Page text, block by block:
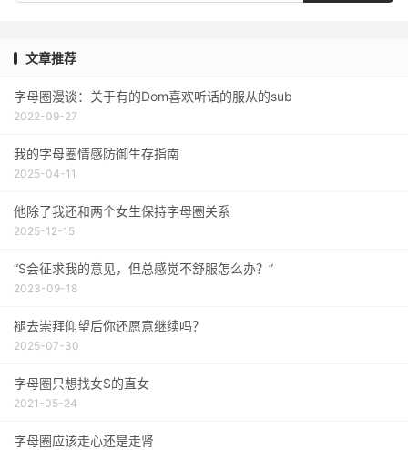
文章推荐
字母圈漫谈：关于有的Dom喜欢听话的服从的sub
2022-09-27
我的字母圈情感防御生存指南
2025-04-11
他除了我还和两个女生保持字母圈关系
2025-12-15
“S会征求我的意见，但总感觉不舒服怎么办？”
2023-09-18
褪去崇拜仰望后你还愿意继续吗？
2025-07-30
字母圈只想找女S的直女
2021-05-24
字母圈应该走心还是走肾